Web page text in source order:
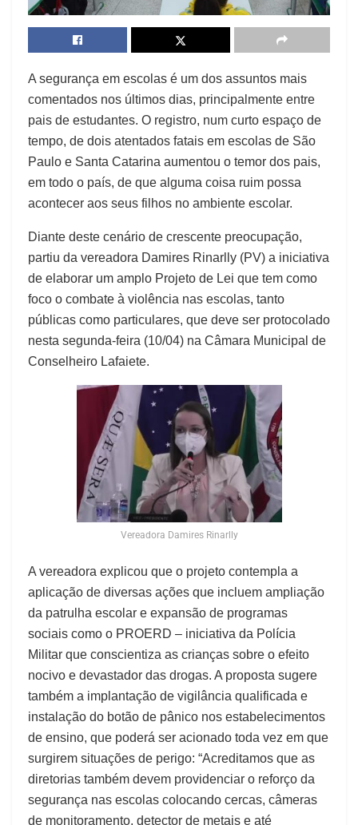
A segurança em escolas é um dos assuntos mais
comentados nos últimos dias, principalmente entre
pais de estudantes. O registro, num curto espaço de
tempo, de dois atentados fatais em escolas de São
Paulo e Santa Catarina aumentou o temor dos pais,
em todo o país, de que alguma coisa ruim possa
acontecer aos seus filhos no ambiente escolar.
Diante deste cenário de crescente preocupação,
partiu da vereadora Damires Rinarlly (PV) a iniciativa
de elaborar um amplo Projeto de Lei que tem como
foco o combate à violência nas escolas, tanto
públicas como particulares, que deve ser protocolado
nesta segunda-feira (10/04) na Câmara Municipal de
Conselheiro Lafaiete.
Vereadora Damires Rinarlly
A vereadora explicou que o projeto contempla a
aplicação de diversas ações que incluem ampliação
da patrulha escolar e expansão de programas
sociais como o PROERD – iniciativa da Polícia
Militar que conscientiza as crianças sobre o efeito
nocivo e devastador das drogas. A proposta sugere
também a implantação de vigilância qualificada e
instalação do botão de pânico nos estabelecimentos
de ensino, que poderá ser acionado toda vez em que
surgirem situações de perigo: “Acreditamos que as
diretorias também devem providenciar o reforço da
segurança nas escolas colocando cercas, câmeras
de monitoramento, detector de metais e até